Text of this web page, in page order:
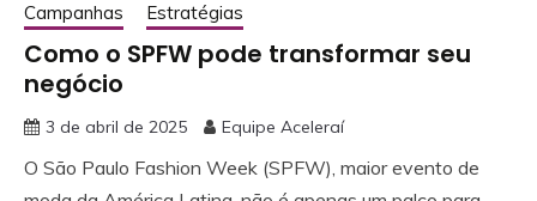
Campanhas Estratégias
Como o SPFW pode transformar seu
negócio
3 de abril de 2025 Equipe Aceleraí
O São Paulo Fashion Week (SPFW), maior evento de